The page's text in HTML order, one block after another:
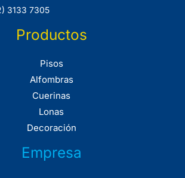
3133 7305
Productos
Pisos
Alfombras
Cuerinas
Lonas
Decoración
Empresa